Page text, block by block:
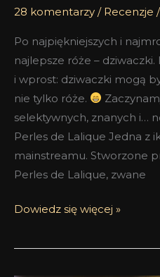
28 komentarzy / Recenzje /
Po najpiękniejszych i
najlepsze róże –
i wprost: dziwaczki mogą
nie tylko róże.
selektywnych, znanych i…
Perles de Lalique Jedna z
mainstreamu. Stworzone
Perles de Lalique, zwane
Dowiedz się więcej »